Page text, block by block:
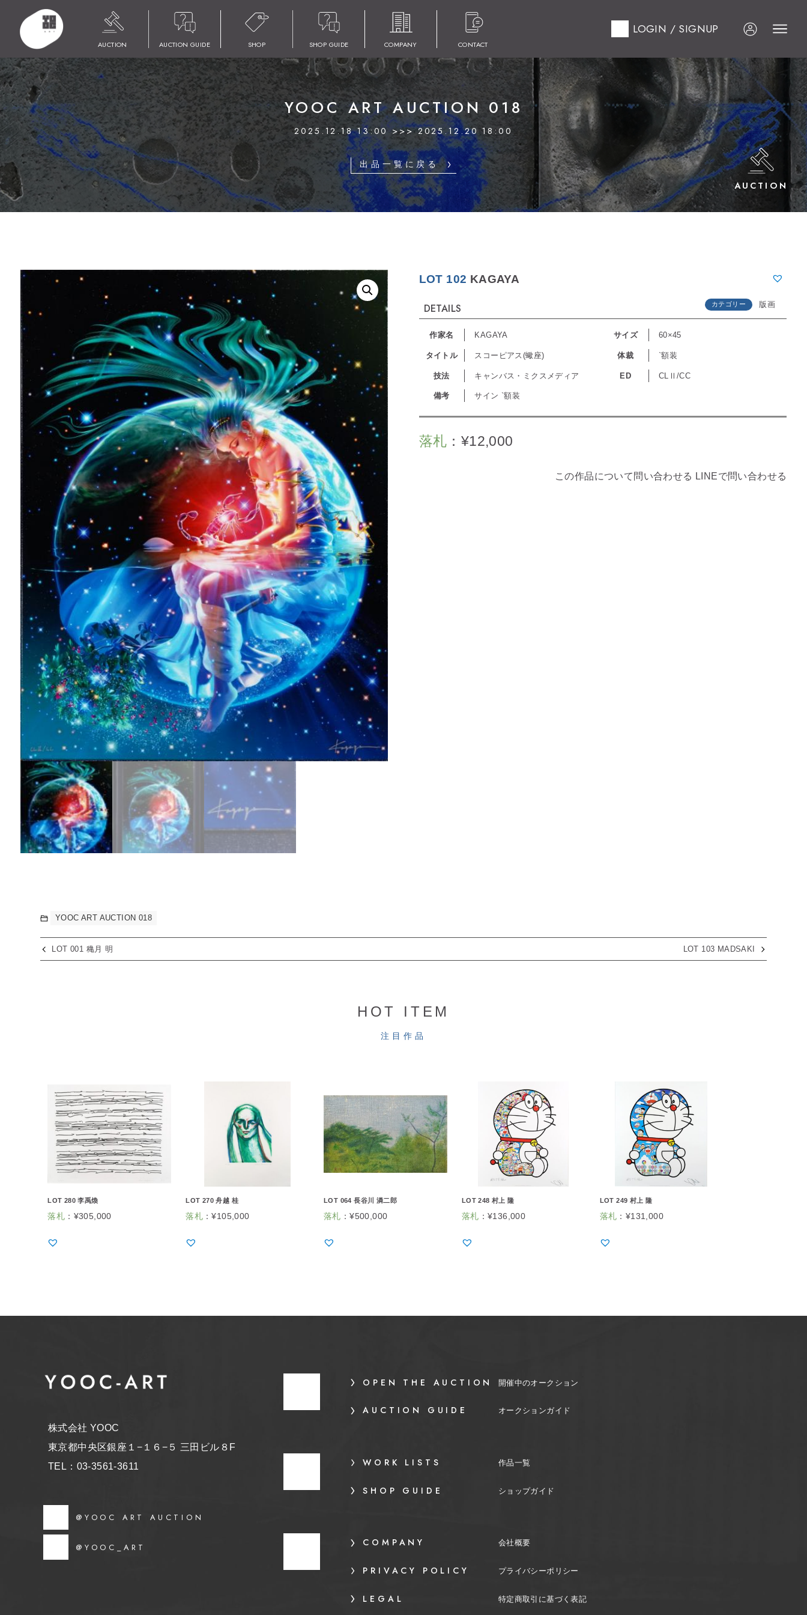
AUCTION AUCTION GUIDE SHOP SHOP GUIDE COMPANY CONTACT
LOGIN / SIGNUP
HOME YOOC ART AUCTION 018 LOT 102 KAGAYA
YOOC ART AUCTION 018
2025.12.18 13:00 >>> 2025.12.20 18:00
出品一覧に戻る
AUCTION
LOT 102 KAGAYA
DETAILS カテゴリー 版画
作家名 KAGAYA サイズ 60×45
タイトル スコーピアス(蠍座) 体裁 `額装
技法 キャンバス・ミクスメディア ED CLⅡ/CC
備考 サイン `額装
落札 ： ¥12,000
この作品について問い合わせる LINEで問い合わせる
YOOC ART AUCTION 018
LOT 001 穐月 明 LOT 103 MADSAKI
HOT ITEM
注目作品
LOT 280 李禹煥
落札 ： ¥305,000
LOT 270 舟越 桂
落札：¥105,000
LOT 064 長谷川 潾二郎
落札 ：¥500,000
LOT 248 村上 隆
落札 ： ¥136,000
LOT 249 村上 隆
落札 ： ¥131,000
株式会社 YOOC
東京都中央区銀座１−１６−５ 三田ビル８F
TEL：03-3561-3611
@YOOC ART AUCTION
@YOOC_ART
OPEN THE AUCTION 開催中のオークション
AUCTION GUIDE オークションガイド
WORK LISTS 作品一覧
SHOP GUIDE ショップガイド
COMPANY 会社概要
PRIVACY POLICY プライバシーポリシー
LEGAL 特定商取引に基づく表記